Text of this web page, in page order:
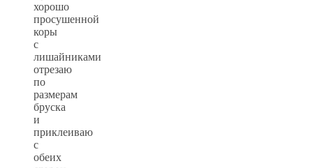
хорошо
просушенной
коры
с
лишайниками
отрезаю
по
размерам
бруска
и
приклеиваю
с
обеих